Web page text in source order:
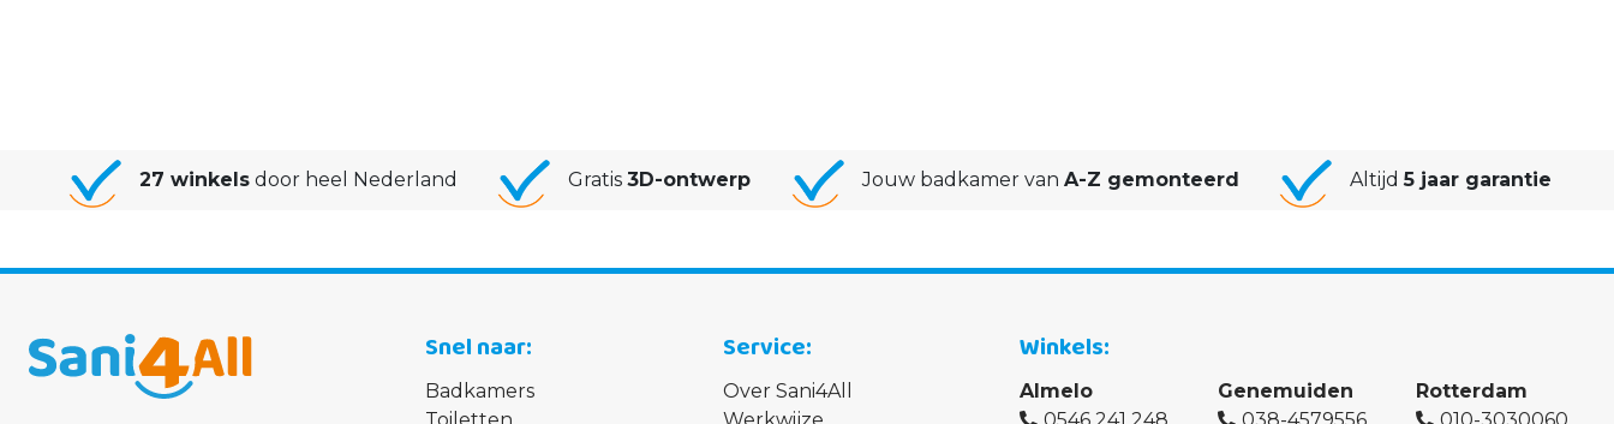
27 winkels door heel Nederland Gratis3D-ontwerp Jouw badkamer van A-Z gemonteerd Altijd5 jaar garantie
Snel naar
Badkamers
Service
Over Sani4All
Winkels
Almelo
Genemuiden
Rotterdam